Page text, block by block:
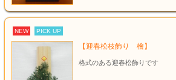
NEW PICK UP
【迎春松枝飾り 檜】
格式のある迎春松飾りです